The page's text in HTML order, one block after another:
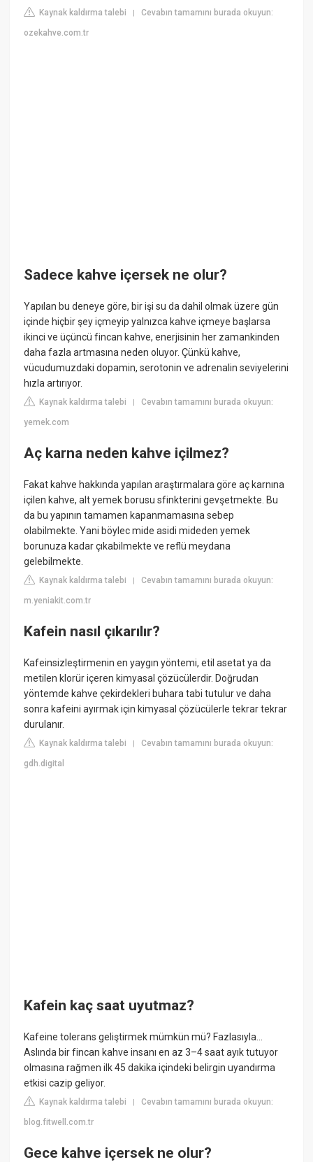
Kaynak kaldırma talebi |Cevabın tamamını burada okuyun:
ozekahve.com.tr
Sadece kahve içersek ne olur?
Yapılan bu deneye göre, bir işi su da dahil olmak üzere gün
içinde hiçbir şey içmeyip yalnızca kahve içmeye başlarsa
ikinci ve üçüncü fincan kahve, enerjisinin her zamankinden
daha fazla artmasına neden oluyor. Çünkü kahve,
vücudumuzdaki dopamin, serotonin ve adrenalin seviyelerini
hızla artırıyor.
Kaynak kaldırma talebi |Cevabın tamamını burada okuyun:
yemek.com
Aç karna neden kahve içilmez?
Fakat kahve hakkında yapılan araştırmalara göre aç karnına
içilen kahve, alt yemek borusu sfinkterini gevşetmekte. Bu
da bu yapının tamamen kapanmamasına sebep
olabilmekte. Yani böylec mide asidi mideden yemek
borunuza kadar çıkabilmekte ve reflü meydana
gelebilmekte.
Kaynak kaldırma talebi |Cevabın tamamını burada okuyun:
m.yeniakit.com.tr
Kafein nasıl çıkarılır?
Kafeinsizleştirmenin en yaygın yöntemi, etil asetat ya da
metilen klorür içeren kimyasal çözücülerdir. Doğrudan
yöntemde kahve çekirdekleri buhara tabi tutulur ve daha
sonra kafeini ayırmak için kimyasal çözücülerle tekrar tekrar
durulanır.
Kaynak kaldırma talebi |Cevabın tamamını burada okuyun:
gdh.digital
Kafein kaç saat uyutmaz?
Kafeine tolerans geliştirmek mümkün mü? Fazlasıyla…
Aslında bir fincan kahve insanı en az 3–4 saat ayık tutuyor
olmasına rağmen ilk 45 dakika içindeki belirgin uyandırma
etkisi cazip geliyor.
Kaynak kaldırma talebi |Cevabın tamamını burada okuyun:
blog.fitwell.com.tr
Gece kahve içersek ne olur?